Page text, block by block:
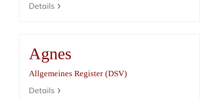
Details
Agnes
Allgemeines Register (DSV)
Details